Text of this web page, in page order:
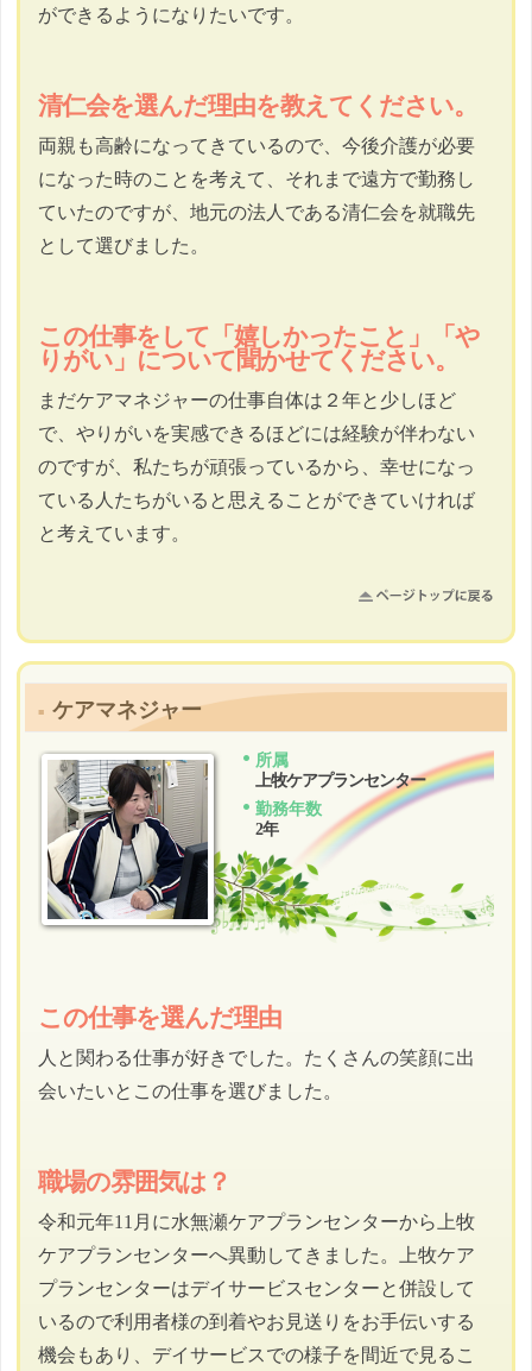
ができるようになりたいです。
清仁会を選んだ理由を教えてください。
両親も高齢になってきているので、今後介護が必要
になった時のことを考えて、それまで遠方で勤務し
ていたのですが、地元の法人である清仁会を就職先
として選びました。
この仕事をして「嬉しかったこと」「や
りがい」について聞かせてください。
まだケアマネジャーの仕事自体は２年と少しほど
で、やりがいを実感できるほどには経験が伴わない
のですが、私たちが頑張っているから、幸せになっ
ている人たちがいると思えることができていければ
と考えています。
ケアマネジャー
所属
上牧ケアプランセンター
勤務年数
2年
この仕事を選んだ理由
人と関わる仕事が好きでした。たくさんの笑顔に出
会いたいとこの仕事を選びました。
職場の雰囲気は？
令和元年11月に水無瀬ケアプランセンターから上牧
ケアプランセンターへ異動してきました。上牧ケア
プランセンターはデイサービスセンターと併設して
いるので利用者様の到着やお見送りをお手伝いする
機会もあり、デイサービスでの様子を間近で見るこ